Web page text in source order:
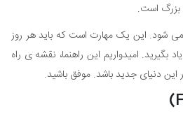
بزرگ است.
شود. این یک مهارت است که باید هر روز
بگیرید. امیدواریم این راهنما، نقشه ی راه
دنیای جدید باشد. موفق باشید.